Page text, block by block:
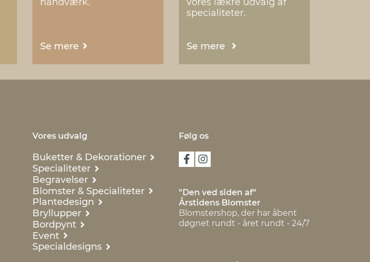
Se mere
specialiteter.
Se mere
Vores udvalg
Buketter & Dekorationer
Specialiteter
Begravelser
Blomster & Specialiteter
Plantedesign
Bryllupper
Bordpynt
Event
Specialdesigns
Følg os
"Den ved siden af"
Årstidens Blomster
Blomstershop, der har åbent
døgnet rundt - året rundt - 24/7